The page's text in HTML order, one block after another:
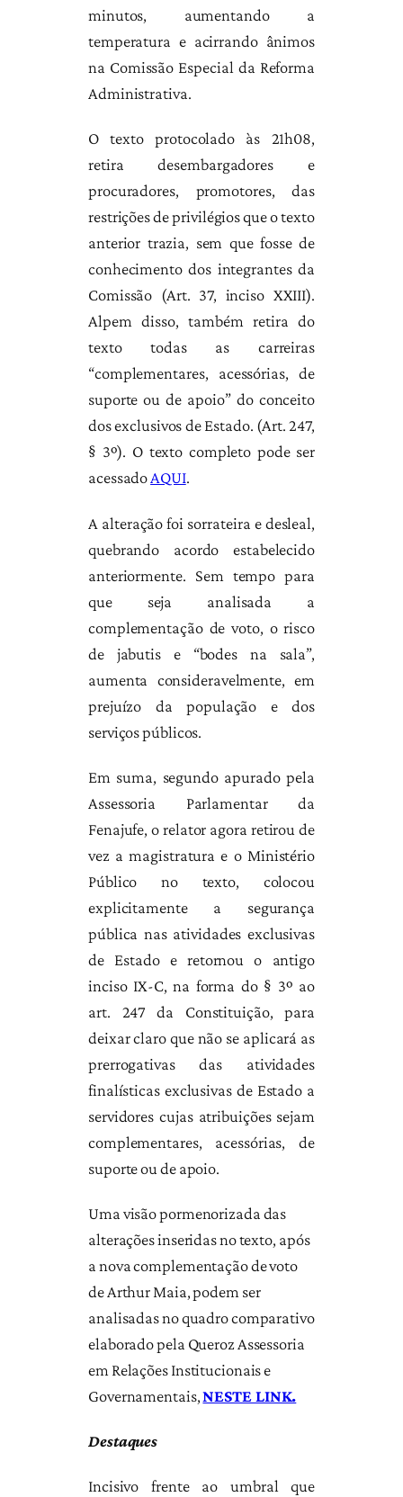
minutos, aumentando a
temperatura e acirrando ânimos
na Comissão Especial da Reforma
Administrativa.
O texto protocolado às 21h08,
retira desembargadores e
procuradores, promotores, das
restrições de privilégios que o texto
anterior trazia, sem que fosse de
conhecimento dos integrantes da
Comissão (Art. 37, inciso XXIII).
Alpem disso, também retira do
texto todas as carreiras
“complementares, acessórias, de
suporte ou de apoio” do conceito
dos exclusivos de Estado. (Art. 247,
§ 3º). O texto completo pode ser
acessadoAQUI.
A alteração foi sorrateira e desleal,
quebrando acordo estabelecido
anteriormente. Sem tempo para
que seja analisada a
complementação de voto, o risco
de jabutis e “bodes na sala”,
aumenta consideravelmente, em
prejuízo da população e dos
serviços públicos.
Em suma, segundo apurado pela
Assessoria Parlamentar da
Fenajufe, o relator agora retirou de
vez a magistratura e o Ministério
Público no texto, colocou
explicitamente a segurança
pública nas atividades exclusivas
de Estado e retornou o antigo
inciso IX-C, na forma do § 3º ao
art. 247 da Constituição, para
deixar claro que não se aplicará as
prerrogativas das atividades
finalísticas exclusivas de Estado a
servidores cujas atribuições sejam
complementares, acessórias, de
suporte ou de apoio.
Uma visão pormenorizada das
alterações inseridas no texto, após
a nova complementação de voto
de Arthur Maia, podem ser
analisadas no quadro comparativo
elaborado pela Queroz Assessoria
em Relações Institucionais e
Governamentais,NESTE LINK.
Destaques
Incisivo frente ao umbral que